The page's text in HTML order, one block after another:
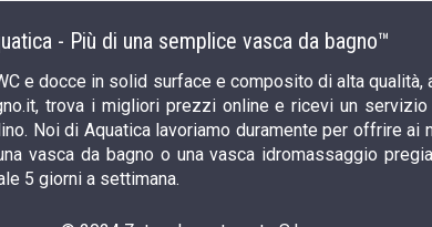
- Più di una semplice vasca da bagno™
e docce in solid surface e composito di alta
trova i migliori prezzi online e ricevi un
Noi di Aquatica lavoriamo duramente per offrire
vasca da bagno o una vasca idromassaggio
5 giorni a settimana.